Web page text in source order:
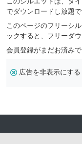
でダウンロードし放題で
このページのフリーシ
ックすると、フリーダ
会員登録がまだお済みで
広告を非表示にする